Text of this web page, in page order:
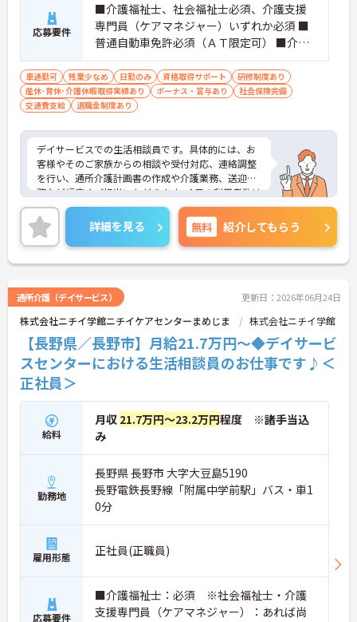
応募要件
■介護福祉士、社会福祉士必須、介護支援
専門員（ケアマネジャー）いずれか必須 ■
普通自動車免許必須（ＡＴ限定可） ■介護
業務の経験必須
車通勤可 残業少なめ 日勤のみ 資格取得サポート
研修制度あり
産休･育休･介護休暇取得実績あり
ボーナス・賞与あり
社会保険完備
交通費支給
退職金制度あり
デイサービスでの生活相談員です。具体的には、お
客様やそのご家族からの相談や受付対応、連絡調整
を行い、通所介護計画書の作成や介護業務、送迎業
務など幅広くご担当いただきます。1日の利用者数は
24～29人程度で、地域に密着したサービスを提供す
る中で、利用者様の生活を支える重要な役割を担い
ます。あなたの経験とスキルを活かし、地域の方々
に寄り添った支援を行うことで、やりがいを感じら
れる職場です。ご興味のある方には、面接対策ポイ
ご相談ください！
詳細を見る 無料 紹介してもらう
通所介護（デイサービス） 更新日：2026年06月24日
株式会社ニチイ学館ニチイケアセンターまめじま 株式会社ニチイ学館
【長野県／長野市】月給21.7万円～◆デイサービ
スセンターにおける生活相談員のお仕事です♪＜
正社員＞
給料
月収 21.7万円～23.2万円程度 ※諸手当込
み
勤務地
長野県 長野市 大字大豆島5190
長野電鉄長野線「附属中学前駅」バス・車1
0分
雇用形態 正社員(正職員)
応募要件
■介護福祉士：必須 ※社会福祉士・介護
支援専門員（ケアマネジャー）：あれば尚